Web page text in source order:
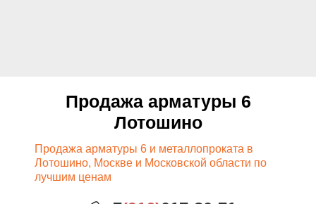
Продажа арматуры 6
Лотошино
Продажа арматуры 6 и металлопроката в
Лотошино, Москве и Московской области по
лучшим ценам